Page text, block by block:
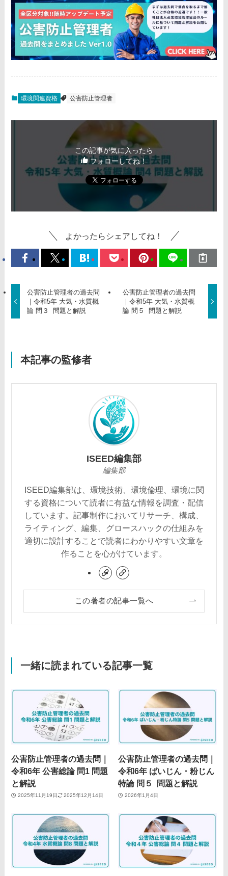
環境関連資格 公害防止管理者
この記事が気に入ったら
フォローしてね！
よかったらシェアしてね！
公害防止管理者の過去問
｜令和5年 大気・水質概
論 問３ 問題と解説
公害防止管理者の過去問
｜令和5年 大気・水質概
論 問５ 問題と解説
本記事の監修者
ISEED編集部
編集部
ISEED編集部は、環境技術、環境倫理、環境に関
する資格について読者に有益な情報を調査・配信
しています。記事制作においてリサーチ、構成、
ライティング、編集、グロースハックの仕組みを
適切に設計することで読者にわかりやすい文章を
作ることを心がけています。
この著者の記事一覧へ
一緒に読まれている記事一覧
公害防止管理者の過去問｜
令和6年 公害総論 問1 問題
と解説
2025年11月19日 2025年12月14日
公害防止管理者の過去問｜
令和6年 ばいじん・粉じん
特論 問５ 問題と解説
2026年1月4日